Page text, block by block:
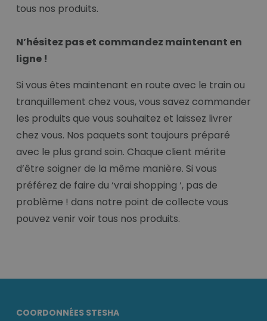
tous nos produits.
N’hésitez pas et commandez maintenant en
ligne !
Si vous êtes maintenant en route avec le train ou
tranquillement chez vous, vous savez commander
les produits que vous souhaitez et laissez livrer
chez vous. Nos paquets sont toujours préparé
avec le plus grand soin. Chaque client mérite
d’être soigner de la même manière. Si vous
préférez de faire du ‘vrai shopping ‘, pas de
problème ! dans notre point de collecte vous
pouvez venir voir tous nos produits.
COORDONNÉES STESHA